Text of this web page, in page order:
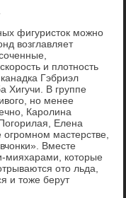
фигуристок можно
возглавляет
и плотность
Гэбриэл
Хигучи. В группе
но менее
Каролина
Елена
мастерстве,
Вместе
мияхарами, которые
ото льда,
и тоже берут